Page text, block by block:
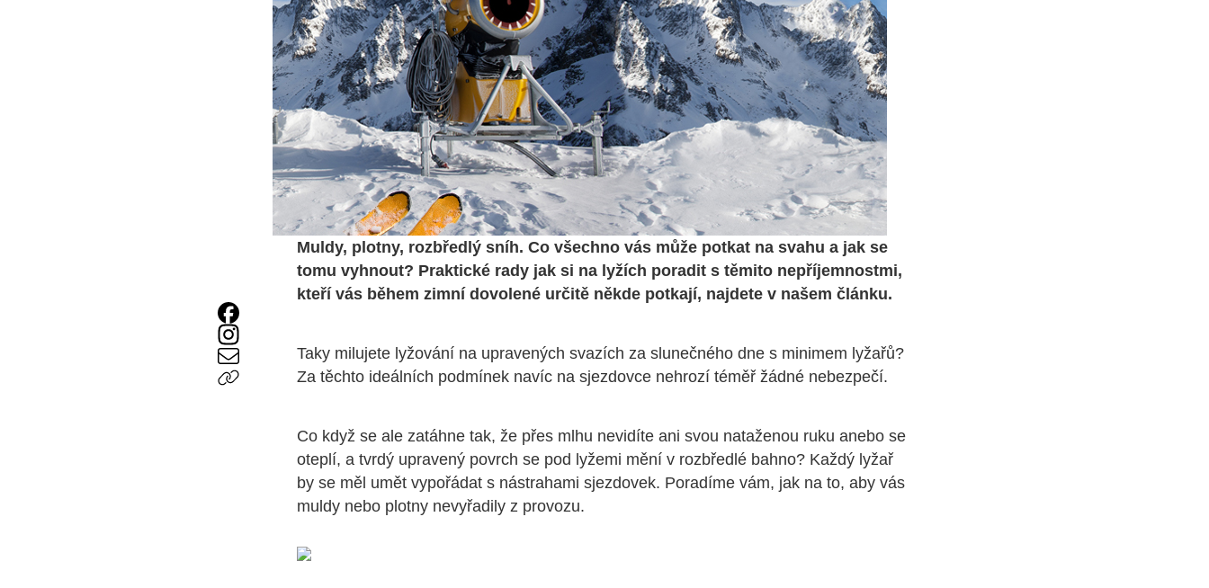
Muldy, plotny, rozbředlý sníh. Co všechno vás může potkat na svahu a jak se
tomu vyhnout? Praktické rady jak si na lyžích poradit s těmito nepříjemnostmi,
kteří vás během zimní dovolené určitě někde potkají, najdete v našem článku.
Taky milujete lyžování na upravených svazích za slunečného dne s minimem lyžařů?
Za těchto ideálních podmínek navíc na sjezdovce nehrozí téměř žádné nebezpečí.
Co když se ale zatáhne tak, že přes mlhu nevidíte ani svou nataženou ruku anebo se
oteplí, a tvrdý upravený povrch se pod lyžemi mění v rozbředlé bahno? Každý lyžař
by se měl umět vypořádat s nástrahami sjezdovek. Poradíme vám, jak na to, aby vás
muldy nebo plotny nevyřadily z provozu.